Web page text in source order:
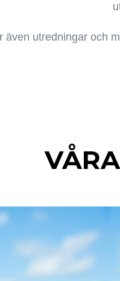
även utredningar och